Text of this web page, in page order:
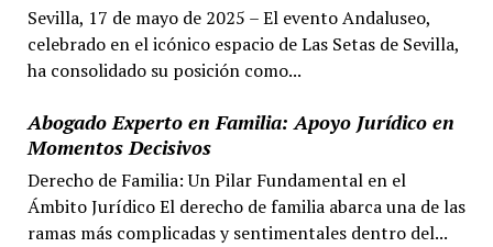
Sevilla, 17 de mayo de 2025 – El evento Andaluseo,
celebrado en el icónico espacio de Las Setas de Sevilla,
ha consolidado su posición como...
Abogado Experto en Familia: Apoyo Jurídico en
Momentos Decisivos
Derecho de Familia: Un Pilar Fundamental en el
Ámbito Jurídico El derecho de familia abarca una de las
ramas más complicadas y sentimentales dentro del...